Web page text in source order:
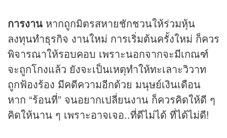
การงาน หากถูกมิตรสหายชักชวนให้ร่วมหุ้น
ลงทุนทำธุรกิจ งานใหม่ การเริ่มต้นครั้งใหม่ ก็ควร
พิจารณาให้รอบคอบ เพราะนอกจากจะมีเกณฑ์
จะถูกโกงแล้ว ยังจะเป็นเหตุทำให้ทะเลาะวิวาท
ถูกฟ้องร้อง มีคดีความอีกด้วย มนุษย์เงินเดือน
หาก “ร้อนที่” จนอยากเปลี่ยนงาน ก็ควรคิดให้ดี ๆ
คิดให้นาน ๆ เพราะอาจเจอ..ที่ดีไม่ได้ ที่ได้ไม่ดี!